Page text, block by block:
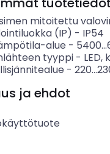
mitoitettu
(IP) - IP54
alue -
tyyppi- LED,
-
ja ehdot